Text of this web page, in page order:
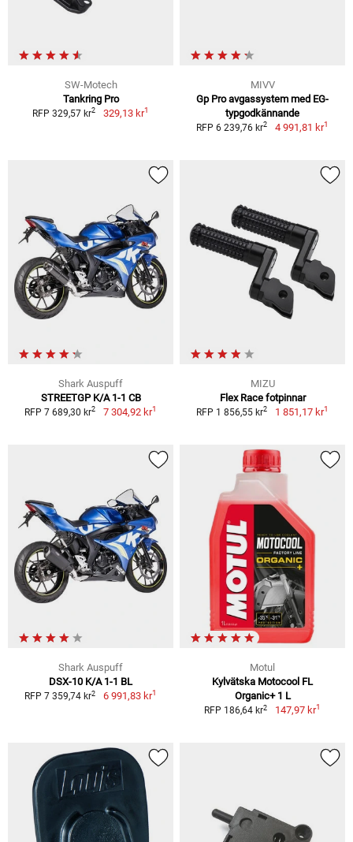
SW-Motech
Tankring Pro
RFP 329,57 kr2 329,13 kr1
MIVV
Gp Pro avgassystem med EG-
typgodkännande
RFP 6 239,76 kr2 4 991,81 kr1
Shark Auspuff
STREETGP K/A 1-1 CB
RFP 7 689,30 kr2 7 304,92 kr1
MIZU
Flex Race fotpinnar
RFP 1 856,55 kr2 1 851,17 kr1
Shark Auspuff
DSX-10 K/A 1-1 BL
RFP 7 359,74 kr2 6 991,83 kr1
Motul
Kylvätska Motocool FL
Organic+ 1 L
RFP 186,64 kr2 147,97 kr1